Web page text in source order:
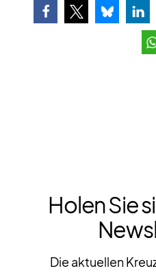
Holen Sie
Die aktuellen